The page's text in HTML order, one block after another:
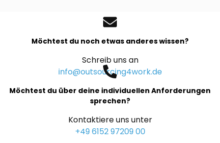
Möchtest du noch etwas anderes wissen?
Schreib uns an
info@outsourcing4work.de
Möchtest du über deine individuellen Anforderungen
sprechen?
Kontaktiere uns unter
+49 6152 97209 00